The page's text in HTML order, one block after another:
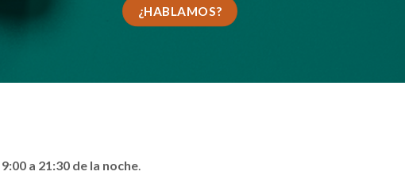
¿HABLAMOS?
9:00 a 21:30 de la noche.